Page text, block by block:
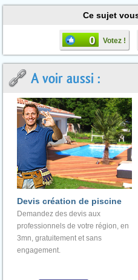
Ce sujet
0 Votez !
A voir aussi :
Devis création de piscine
Demandez des devis aux
professionnels de votre région, en
3mn, gratuitement et sans
engagement.